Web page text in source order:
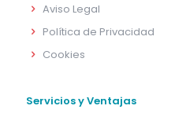
Aviso Legal
Política de Privacidad
Cookies
Servicios y Ventajas